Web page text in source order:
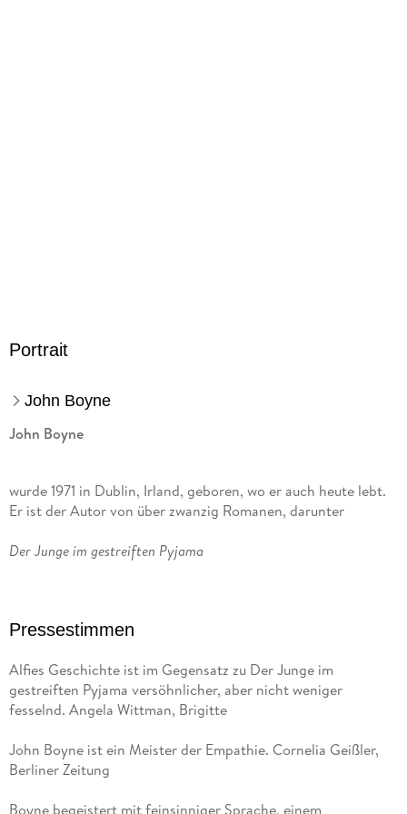
Portrait
John Boyne
John Boyne
wurde 1971 in Dublin, Irland, geboren, wo er auch heute lebt.
Er ist der Autor von über zwanzig Romanen, darunter
Der Junge im gestreiften Pyjama
Erfolg verfilmt wurde. John Boynes Romane wurden in
Brigitte Jakobeit,
2018 ausgezeichnet mit dem Heinrich-Maria-Ledig-Rowohlt-
englischsprachige Literatur, u. a. von Miles David, John
Pressestimmen
Alfies Geschichte ist im Gegensatz zu Der Junge im
gestreiften Pyjama versöhnlicher, aber nicht weniger
fesselnd. Angela Wittman, Brigitte
John Boyne ist ein Meister der Empathie. Cornelia Geißler,
Berliner Zeitung
Boyne begeistert mit feinsinniger Sprache, einem